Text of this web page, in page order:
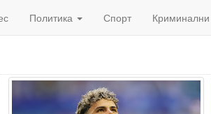
Политика Спорт Криминални